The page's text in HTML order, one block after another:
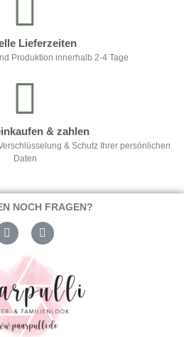
Lieferzeiten
Produktion innerhalb 2-4 Tage
& zahlen
& Schutz Ihrer persönlichen
Daten
NOCH FRAGEN?